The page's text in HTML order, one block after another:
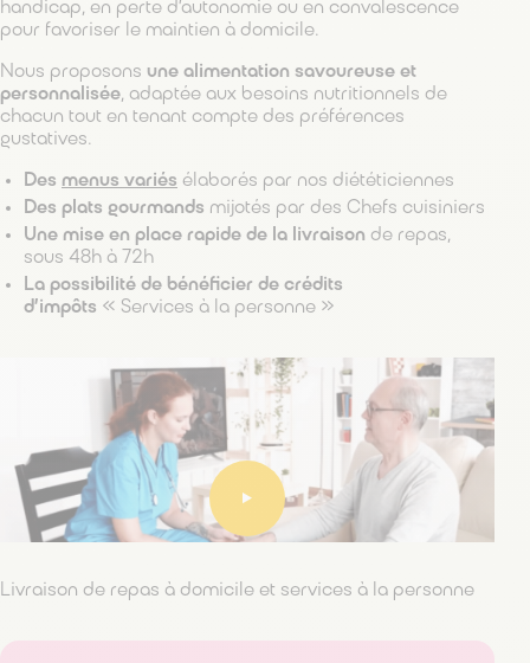
handicap, en perte d’autonomie ou en convalescence
pour favoriser le maintien à domicile.
Nous proposons une alimentation savoureuse et
personnalisée, adaptée aux besoins nutritionnels de
chacun tout en tenant compte des préférences
gustatives.
Des menus variés élaborés par nos diététiciennes
Des plats gourmands mijotés par des Chefs cuisiniers
Une mise en place rapide de la livraison de repas,
sous 48h à 72h
La possibilité de bénéficier de crédits
d’impôts « Services à la personne »
Livraison de repas à domicile et services à la personne